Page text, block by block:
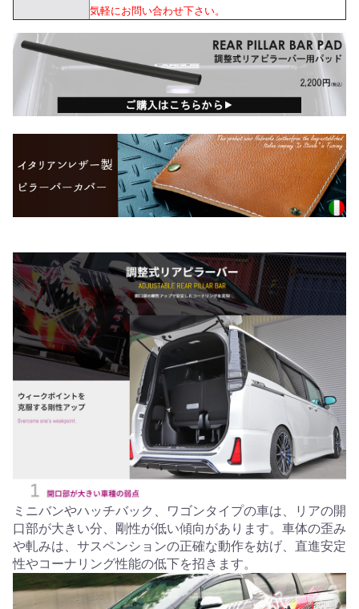
気軽にお問い合わせ下さい。
ミニバンやハッチバック、ワゴンタイプの車は、リアの開
口部が大きい分、剛性が低い傾向があります。車体の歪み
や軋みは、サスペンションの正確な動作を妨げ、直進安定
性やコーナリング性能の低下を招きます。